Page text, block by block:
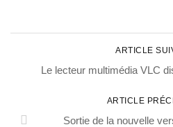
ARTICLE
Le lecteur multimédia VLC
ARTICLE
Sortie de la nouvelle